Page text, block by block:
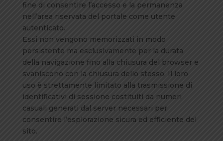
fine di consentire l’accesso e la permanenza
nell’area riservata del portale come utente
autenticato.
Essi non vengono memorizzati in modo
persistente ma esclusivamente per la durata
della navigazione fino alla chiusura del browser e
svaniscono con la chiusura dello stesso. Il loro
uso è strettamente limitato alla trasmissione di
identificativi di sessione costituiti da numeri
casuali generati dal server necessari per
consentire l’esplorazione sicura ed efficiente del
sito.